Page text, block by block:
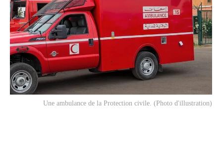
Une ambulance de la Protection civile. (Photo d'illustration)